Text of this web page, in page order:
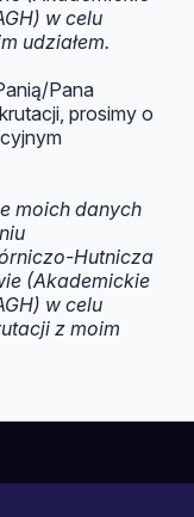
w celu
udziałem.
Pana
prosimy o
moich danych
Hutnicza
(Akademickie
w celu
z moim